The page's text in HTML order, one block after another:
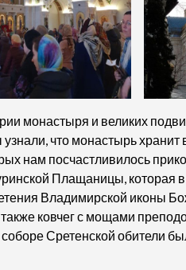
монастыря и великих
что монастырь хранит
нам посчастливилось
Плащаницы, которая
Владимирской иконы
ковчег с мощами
соборе Сретенской обители